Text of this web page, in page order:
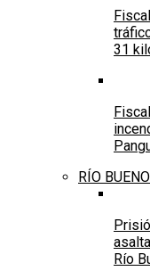
31
RÍO BUENO
Río